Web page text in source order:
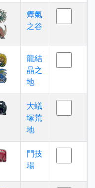
瘴氣
之谷
龍結
晶之
地
大蟻
塚荒
地
鬥技
場